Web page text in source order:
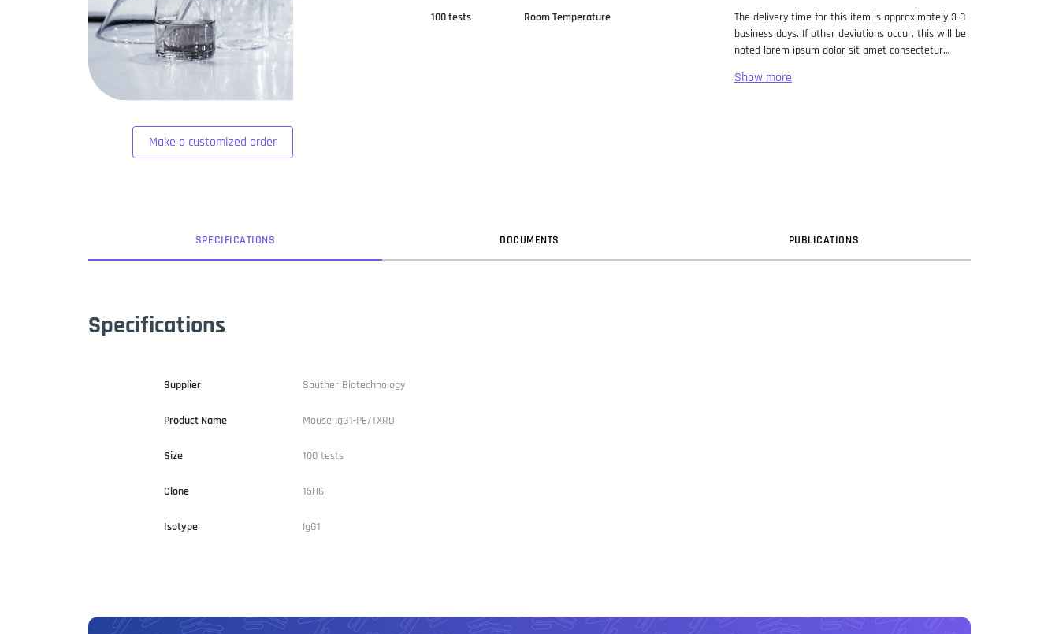
Make a customized order
100 tests Room Temperature
The delivery time for this item is approximately 3-8
business days. If other deviations occur, this will be
noted lorem ipsum dolor sit amet consectetur
standard dummy text ever since the 1500s, when
SPECIFICATIONS DOCUMENTS PUBLICATIONS
Specifications
Supplier Souther Biotechnology
Product Name Mouse IgG1-PE/TXRD
Size 100 tests
Clone 15H6
Isotype IgG1